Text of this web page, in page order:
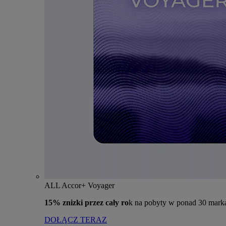
ALL Accor+ Voyager
15% znizki przez cały rok na pobyty w ponad 30
DOŁĄCZ TERAZ